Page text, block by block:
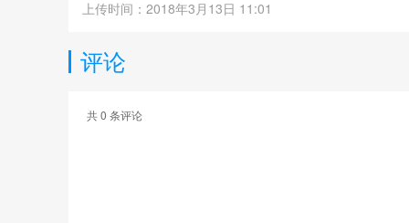
上传时间：2018年3月13日 11:01
评论
共0 条评论